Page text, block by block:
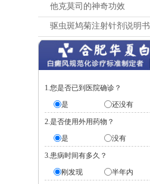
他克莫司的神奇功效
驱虫斑鸠菊注射针剂说明书
1.您是否已到医院确诊？
是
还没有
2.是否使用外用药物？
是
没有
3.患病时间有多久？
刚发现
半年内